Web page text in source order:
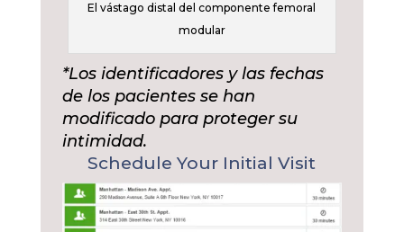
El vástago distal del componente femoral
modular
*Los identificadores y las fechas
de los pacientes se han
modificado para proteger su
intimidad.
Schedule Your Initial Visit